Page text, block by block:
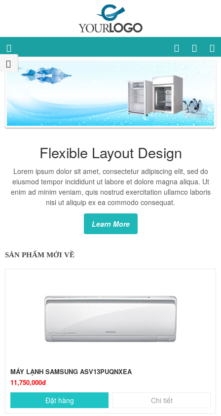
Flexible Layout Design
Lorem ipsum dolor sit amet, consectetur adipiscing elit, sed do
eiusmod tempor incididunt ut labore et dolore magna aliqua. Ut
enim ad minim veniam, quis nostrud exercitation ullamco laboris
nisi ut aliquip ex ea commodo consequat.
Learn More
SẢN PHẨM MỚI VỀ
MÁY LẠNH SAMSUNG ASV13PUQNXEA
11,750,000đ
Chi tiết
Đặt hàng